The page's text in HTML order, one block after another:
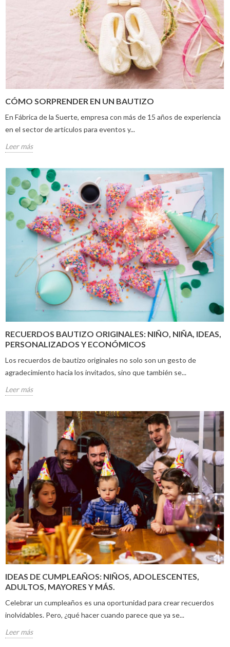
CÓMO SORPRENDER EN UN BAUTIZO
En Fábrica de la Suerte, empresa con más de 15 años de experiencia
en el sector de artículos para eventos y...
Leer más
RECUERDOS BAUTIZO ORIGINALES: NIÑO, NIÑA, IDEAS,
PERSONALIZADOS Y ECONÓMICOS
Los recuerdos de bautizo originales no solo son un gesto de
agradecimiento hacia los invitados, sino que también se...
Leer más
IDEAS DE CUMPLEAÑOS: NIÑOS, ADOLESCENTES,
ADULTOS, MAYORES Y MÁS.
Celebrar un cumpleaños es una oportunidad para crear recuerdos
inolvidables. Pero, ¿qué hacer cuando parece que ya se...
Leer más